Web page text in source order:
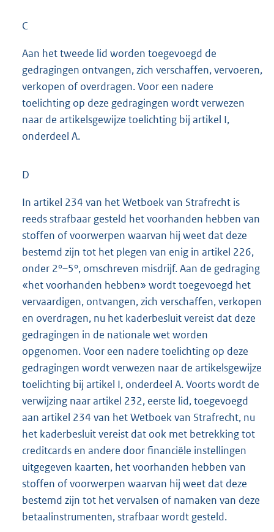
C
Aan het tweede lid worden toegevoegd de
gedragingen ontvangen, zich verschaffen, vervoeren,
verkopen of overdragen. Voor een nadere
toelichting op deze gedragingen wordt verwezen
naar de artikelsgewijze toelichting bij artikel I,
onderdeel A.
D
In artikel 234 van het Wetboek van Strafrecht is
reeds strafbaar gesteld het voorhanden hebben van
stoffen of voorwerpen waarvan hij weet dat deze
bestemd zijn tot het plegen van enig in artikel 226,
onder 2°–5°, omschreven misdrijf. Aan de gedraging
«het voorhanden hebben» wordt toegevoegd het
vervaardigen, ontvangen, zich verschaffen, verkopen
en overdragen, nu het kaderbesluit vereist dat deze
gedragingen in de nationale wet worden
opgenomen. Voor een nadere toelichting op deze
gedragingen wordt verwezen naar de artikelsgewijze
toelichting bij artikel I, onderdeel A. Voorts wordt de
verwijzing naar artikel 232, eerste lid, toegevoegd
aan artikel 234 van het Wetboek van Strafrecht, nu
het kaderbesluit vereist dat ook met betrekking tot
creditcards en andere door financiële instellingen
uitgegeven kaarten, het voorhanden hebben van
stoffen of voorwerpen waarvan hij weet dat deze
bestemd zijn tot het vervalsen of namaken van deze
betaalinstrumenten, strafbaar wordt gesteld.